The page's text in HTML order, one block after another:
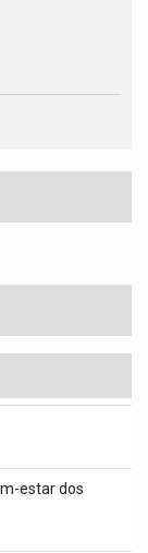
estar dos